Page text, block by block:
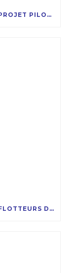
EOLMED MET SOUS TENSION SON PROJET PILOTE D’ÉOLIENNES FLOTTANTES
3E ASSEMBLAGE RÉALISÉ SUR LES FLOTTEURS DU PROJET EOLMED